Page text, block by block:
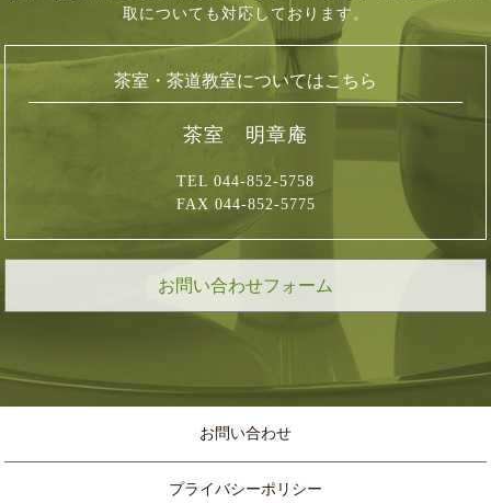
取についても対応しております。
茶室・茶道教室についてはこちら
茶室 明章庵
TEL 044-852-5758
FAX 044-852-5775
お問い合わせフォーム
お問い合わせ
プライバシーポリシー